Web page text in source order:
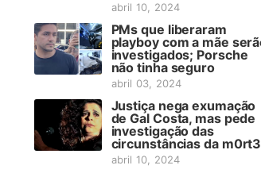
abril 10, 2024
PMs que liberaram
playboy com a mãe
investigados; Porsche
não tinha seguro
abril 03, 2024
Justiça nega exumação
de Gal Costa, mas pede
investigação das
circunstâncias da m0rt3
abril 10, 2024